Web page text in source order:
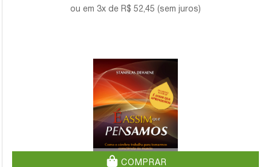
3x de R$ 52,45 (sem juros)
COMPRAR